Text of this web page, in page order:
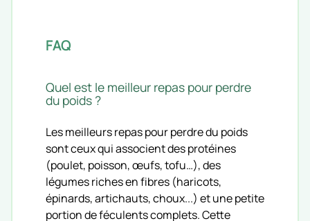
FAQ
Quel est le meilleur repas pour perdre
du poids ?
Les meilleurs repas pour perdre du poids
sont ceux qui associent des protéines
(poulet, poisson, œufs, tofu…), des
légumes riches en fibres (haricots,
épinards, artichauts, choux...) et une petite
portion de féculents complets. Cette